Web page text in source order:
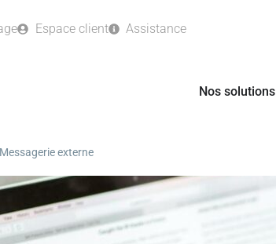
Espace client Assistance
Nos solutions
Messagerie externe